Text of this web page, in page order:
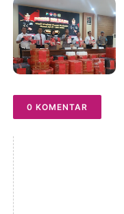
0 KOMENTAR